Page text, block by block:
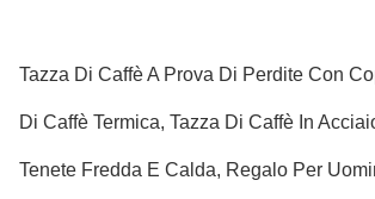
Tazza Di Caffè A Prova Di Perdite Con
Di Caffè Termica, Tazza Di Caffè In
Tenete Fredda E Calda, Regalo Per